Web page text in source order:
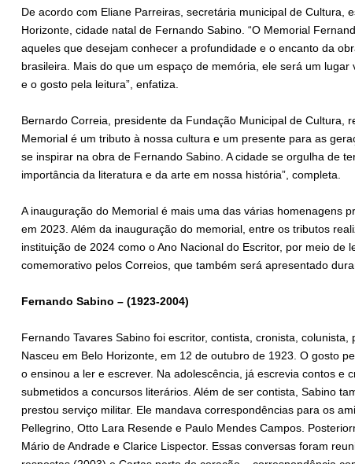
De acordo com Eliane Parreiras, secretária municipal de Cultura,
Horizonte, cidade natal de Fernando Sabino. “O Memorial
aqueles que desejam conhecer a profundidade e o encanto da
brasileira. Mais do que um espaço de memória, ele será um
e o gosto pela leitura”, enfatiza.
Bernardo Correia, presidente da Fundação Municipal de Cultura,
Memorial é um tributo à nossa cultura e um presente para as
se inspirar na obra de Fernando Sabino. A cidade se orgulha de
importância da literatura e da arte em nossa história”, completa.
A inauguração do Memorial é mais uma das várias homenagens
em 2023. Além da inauguração do memorial, entre os tributos
instituição de 2024 como o Ano Nacional do Escritor, por meio de
comemorativo pelos Correios, que também será apresentado
Fernando Sabino – (1923-2004)
Fernando Tavares Sabino foi escritor, contista, cronista,
Nasceu em Belo Horizonte, em 12 de outubro de 1923. O gosto
o ensinou a ler e escrever. Na adolescência, já escrevia contos e
submetidos a concursos literários. Além de ser contista, Sabino
prestou serviço militar. Ele mandava correspondências para os
Pellegrino, Otto Lara Resende e Paulo Mendes Campos.
Mário de Andrade e Clarice Lispector. Essas conversas foram